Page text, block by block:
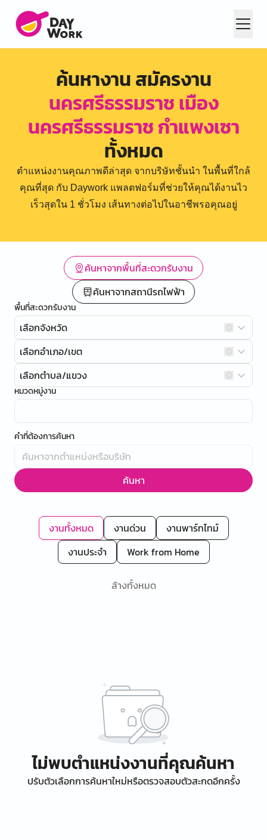
ค้นหางาน สมัครงาน
นครศรีธรรมราช เมือง
นครศรีธรรมราช กำแพงเซา
ทั้งหมด
ตำแหน่งงานคุณภาพดีล่าสุด จากบริษัทชั้นนำ ในพื้นที่ใกล้
คุณที่สุด กับ Daywork แพลตฟอร์มที่ช่วยให้คุณได้งานไว
เร็วสุดใน 1 ชั่วโมง เส้นทางต่อไปในอาชีพรอคุณอยู่
ค้นหาจากพื้นที่สะดวกรับงาน
ค้นหาจากสถานีรถไฟฟ้า
พื้นที่สะดวกรับงาน
เลือกจังหวัด
เลือกอำเภอ/เขต
เลือกตำบล/แขวง
หมวดหมู่งาน
คำที่ต้องการค้นหา
ค้นหา
งานทั้งหมด งานด่วน
งานพาร์ทไทม์
งานประจำ
Work from Home
ล้างทั้งหมด
ไม่พบตำแหน่งงานที่คุณค้นหา
ปรับตัวเลือกการค้นหาใหม่หรือตรวจสอบตัวสะกดอีกครั้ง